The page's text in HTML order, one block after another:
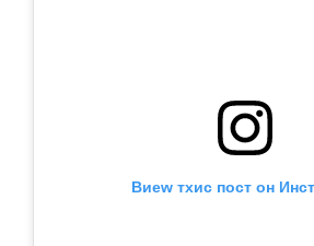
Виеw тхис пост он